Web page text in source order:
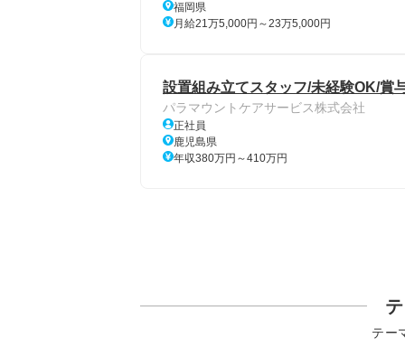
福岡県
月給21万5,000円～23万5,000円
設置組み立てスタッフ/未経験OK/賞
パラマウントケアサービス株式会社
正社員
鹿児島県
年収380万円～410万円
テー